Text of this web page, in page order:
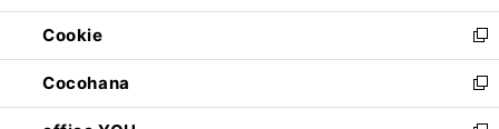
開
く
ウ
で
開
く
ン
ド
ウ
で
開
ウ
ィ
ン
ド
ウ
Cookie
新
し
い
ウ
Cocohana
新
し